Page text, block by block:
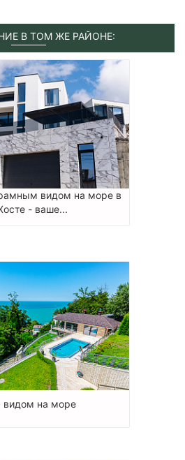
В ТОМ ЖЕ РАЙОНЕ:
видом на море в
- ваше...
видом на море